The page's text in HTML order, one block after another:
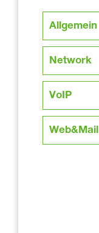
Allgemein
Network
VoIP
Web&Mail